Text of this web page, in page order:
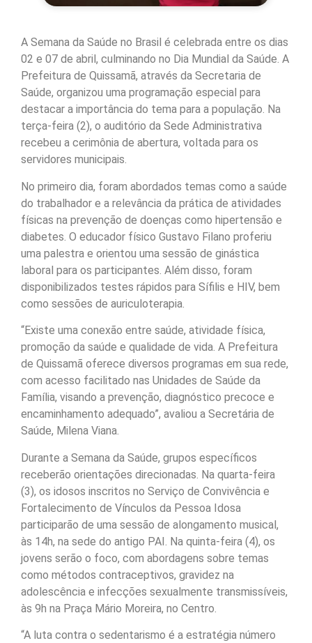
A Semana da Saúde no Brasil é celebrada entre os dias
02 e 07 de abril, culminando no Dia Mundial da Saúde. A
Prefeitura de Quissamã, através da Secretaria de
Saúde, organizou uma programação especial para
destacar a importância do tema para a população. Na
terça-feira (2), o auditório da Sede Administrativa
recebeu a cerimônia de abertura, voltada para os
servidores municipais.
No primeiro dia, foram abordados temas como a saúde
do trabalhador e a relevância da prática de atividades
físicas na prevenção de doenças como hipertensão e
diabetes. O educador físico Gustavo Filano proferiu
uma palestra e orientou uma sessão de ginástica
laboral para os participantes. Além disso, foram
disponibilizados testes rápidos para Sífilis e HIV, bem
como sessões de auriculoterapia.
“Existe uma conexão entre saúde, atividade física,
promoção da saúde e qualidade de vida. A Prefeitura
de Quissamã oferece diversos programas em sua rede,
com acesso facilitado nas Unidades de Saúde da
Família, visando a prevenção, diagnóstico precoce e
encaminhamento adequado”, avaliou a Secretária de
Saúde, Milena Viana.
Durante a Semana da Saúde, grupos específicos
receberão orientações direcionadas. Na quarta-feira
(3), os idosos inscritos no Serviço de Convivência e
Fortalecimento de Vínculos da Pessoa Idosa
participarão de uma sessão de alongamento musical,
às 14h, na sede do antigo PAI. Na quinta-feira (4), os
jovens serão o foco, com abordagens sobre temas
como métodos contraceptivos, gravidez na
adolescência e infecções sexualmente transmissíveis,
às 9h na Praça Mário Moreira, no Centro.
“A luta contra o sedentarismo é a estratégia número